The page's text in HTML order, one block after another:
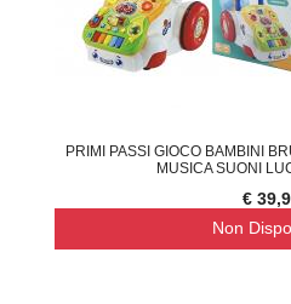
PRIMI PASSI GIOCO BAMBINI
MUSICA SUONI
€
Non